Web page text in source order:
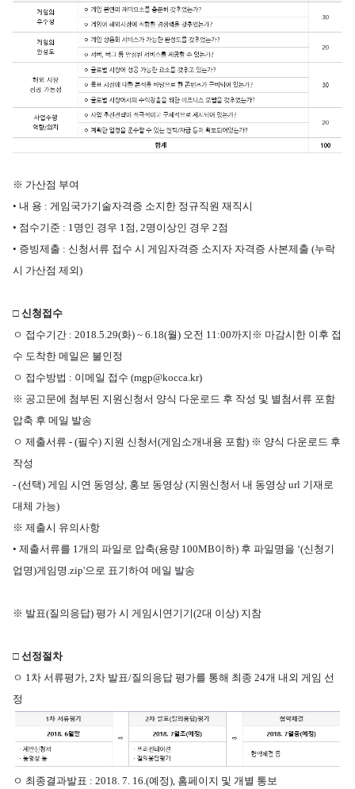
※ 가산점 부여
• 내 용 : 게임국가기술자격증 소지한 정규직원 재직시
• 점수기준 : 1명인 경우 1점, 2명이상인 경우 2점
• 증빙제출 : 신청서류 접수 시 게임자격증 소지자 자격증 사본제출 (누락
시 가산점 제외)
□ 신청접수
ㅇ 접수기간 : 2018.5.29(화) ~ 6.18(월) 오전 11:00까지 ※ 마감시한 이후 접
수 도착한 메일은 불인정
ㅇ 접수방법 : 이메일 접수 (mgp@kocca.kr)
※ 공고문에 첨부된 지원신청서 양식 다운로드 후 작성 및 별첨서류 포함
압축 후 메일 발송
ㅇ 제출서류 - (필수) 지원 신청서(게임소개내용 포함) ※ 양식 다운로드 후
작성
- (선택) 게임 시연 동영상, 홍보 동영상 (지원신청서 내 동영상 url 기재로
대체 가능)
※ 제출시 유의사항
• 제출서류를 1개의 파일로 압축(용량 100MB이하) 후 파일명을 ‘(신청기
업명)게임명 .zip'으로 표기하여 메일 발송
※ 발표(질의응답) 평가 시 게임시연기기(2대 이상) 지참
□ 선정절차
ㅇ 1차 서류평가, 2차 발표/질의응답 평가를 통해 최종 24개 내외 게임 선
정
ㅇ 최종결과발표 : 2018. 7. 16.(예정), 홈페이지 및 개별 통보